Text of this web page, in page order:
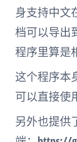
身支持中文
档可以导出
程序里算是
这个程序本
可以直接使
另外也提供